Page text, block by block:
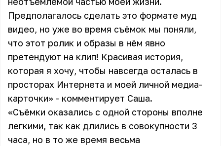
Предполагалось сделать это формате муд
видео, но уже во время съёмок мы поняли,
что этот ролик и образы в нём явно
претендуют на клип! Красивая история,
которая я хочу, чтобы навсегда осталась в
просторах Интернета и моей личной медиа-
карточки» - комментирует Саша.
«Съёмки оказались с одной стороны вполне
легкими, так как длились в совокупности 3
часа, но в то же время весьма